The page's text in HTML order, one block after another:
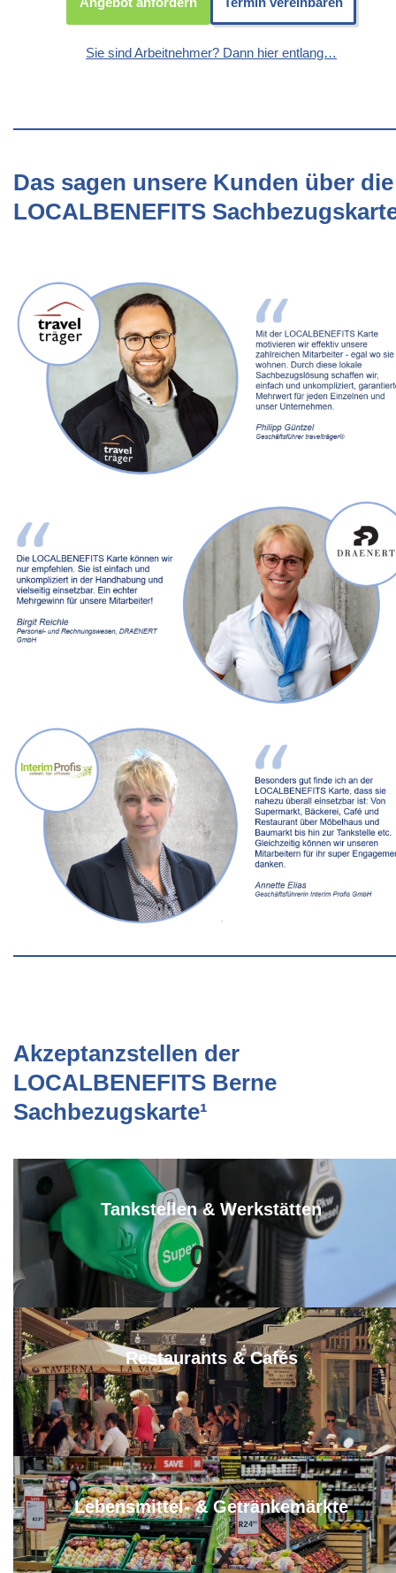
Sie sind Arbeitnehmer? Dann hier entlang…
Das sagen unsere Kunden über die
LOCALBENEFITS
Akzeptanzstellen der
LOCALBENEFITS Berne
Sachbezugskarte¹
Tankstellen & Werkstätten
0 x
Restaurants & Cafés
1 x
Lebensmittel- & Getränkemärkte
1 x